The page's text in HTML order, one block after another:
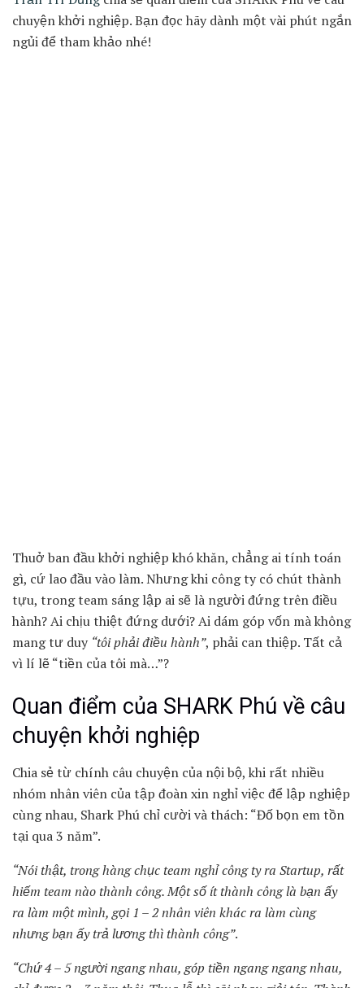
chuyện khởi nghiệp. Bạn đọc hãy dành một vài phút ngắn
ngủi để tham khảo nhé!
Thuở ban đầu khởi nghiệp khó khăn, chẳng ai tính toán
gì, cứ lao đầu vào làm. Nhưng khi công ty có chút thành
tựu, trong team sáng lập ai sẽ là người đứng trên điều
hành? Ai chịu thiệt đứng dưới? Ai dám góp vốn mà không
mang tư duy “tôi phải điều hành”, phải can thiệp. Tất cả
vì lí lẽ “tiền của tôi mà…”?
Quan điểm của SHARK Phú về câu
chuyện khởi nghiệp
Chia sẻ từ chính câu chuyện của nội bộ, khi rất nhiều
nhóm nhân viên của tập đoàn xin nghỉ việc để lập nghiệp
cùng nhau, Shark Phú chỉ cười và thách: “Đố bọn em tồn
tại qua 3 năm”.
“Nói thật, trong hàng chục team nghỉ công ty ra Startup, rất
hiếm team nào thành công. Một số ít thành công là bạn ấy
ra làm một mình, gọi 1 – 2 nhân viên khác ra làm cùng
nhưng bạn ấy trả lương thì thành công”.
“Chứ 4 – 5 người ngang nhau, góp tiền ngang ngang nhau,